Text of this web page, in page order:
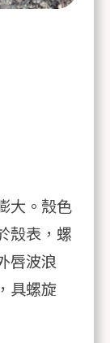
大。殼色
殼表，螺
唇波浪
具螺旋